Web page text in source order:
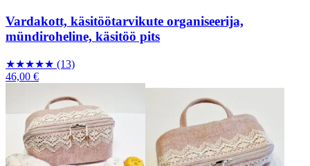
Vardakott, käsitöötarvikute organiseerija,
mündiroheline, käsitöö pits
★★★★★ (13)
46,00 €